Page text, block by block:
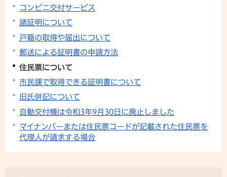
コンビニ交付サービス
諸証明について
戸籍の取得や届出について
郵送による証明書の申請方法
住民票について
市民課で取得できる証明書について
旧氏併記について
自動交付機は令和3年9月30日に廃止しました
マイナンバーまたは住民票コードが記載された住民票を
代理人が請求する場合